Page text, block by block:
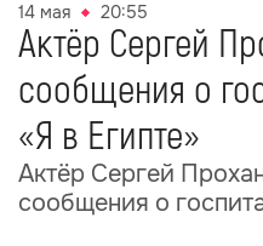
14 мая 20:55
Актёр Сергей
сообщения о
«Я в Египте»
Актёр Сергей
сообщения о